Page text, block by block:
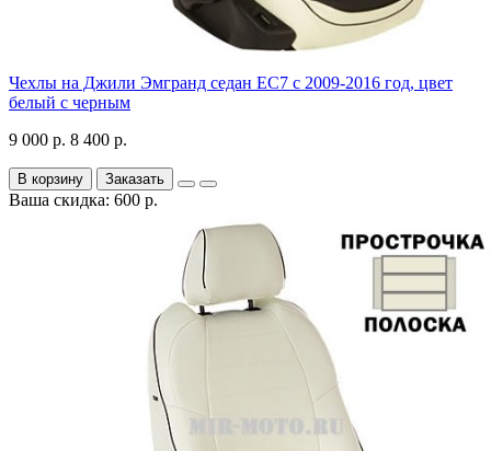
Чехлы на Джили Эмгранд седан ЕС7 с 2009-2016 год, цвет
белый с черным
9 000 р. 8 400 р.
В корзину Заказать
Ваша скидка: 600 р.